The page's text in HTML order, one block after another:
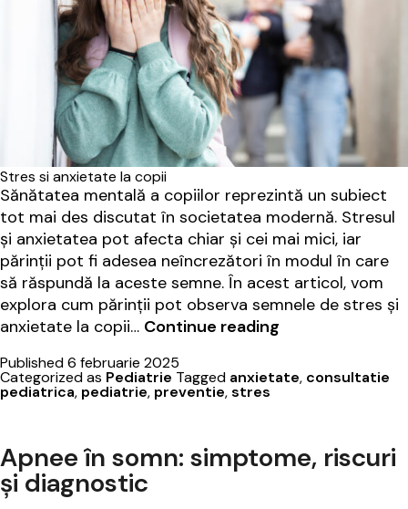
Stres si anxietate la copii
Sănătatea mentală a copiilor reprezintă un subiect
tot mai des discutat în societatea modernă. Stresul
și anxietatea pot afecta chiar și cei mai mici, iar
părinții pot fi adesea neîncrezători în modul în care
să răspundă la aceste semne. În acest articol, vom
explora cum părinții pot observa semnele de stres și
anxietate la copii… Continue reading
stres
copii
Published6 februarie 2025
Categorized as Pediatrie Tagged anxietate, consultatie
pediatrica, pediatrie, preventie,stres
Apnee în somn: simptome, riscuri
și diagnostic